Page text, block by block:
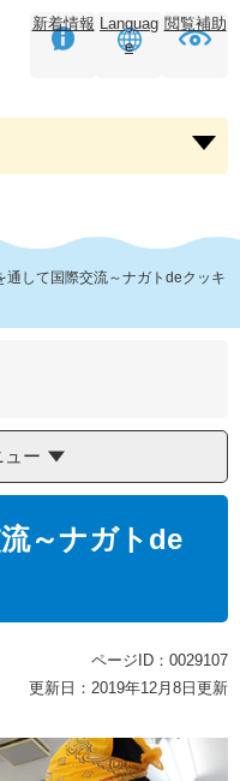
新着情報 Languag
e
閲覧補助
ー
を
通して国際交流～ナガトdeクッキ
ュー
～ナガトde
ページID：0029107
更新日：2019年12月8日更新